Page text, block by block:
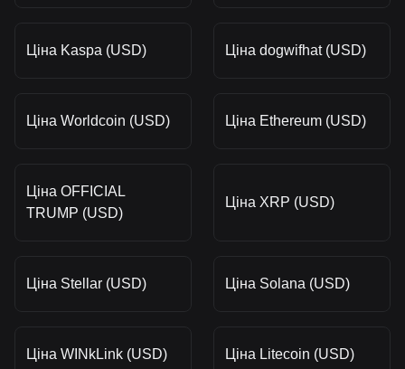
Ціна Kaspa (USD) Ціна dogwifhat (USD)
Ціна Worldcoin (USD) Ціна Ethereum (USD)
Ціна OFFICIAL
TRUMP (USD)
Ціна XRP (USD)
Ціна Stellar (USD) Ціна Solana (USD)
Ціна WINkLink (USD) Ціна Litecoin (USD)